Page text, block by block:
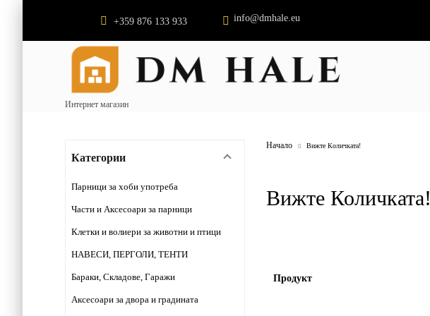
+359 876 133 933 info@dmhale.eu
Интернет магазин
Категории
Парници за хоби употреба
Части и Аксесоари за парници
Клетки и волиери за животни и птици
НАВЕСИ, ПЕРГОЛИ, ТЕНТИ
Бараки, Складове, Гаражи
Аксесоари за двора и градината
Начало Вижте Количката!
Вижте Количката!
Продукт